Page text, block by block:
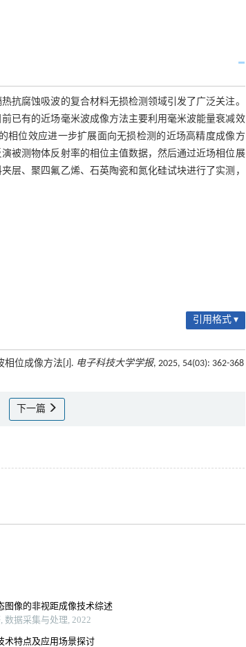
抗腐蚀吸波的复合材料无损检测领域引发了广泛关注。
已有的近场毫米波成像方法主要利用毫米波能量衰减效
相位效应进一步扩展面向无损检测的近场高精度成像方
被测物体反射率的相位主值数据，然后通过近场相位展
层、聚四氟乙烯、石英陶瓷和氮化硅试块进行了实测，
引用格式 ▾
相位成像方法[J]. 电子科技大学学报, 2025, 54(03): 362-368
下一篇